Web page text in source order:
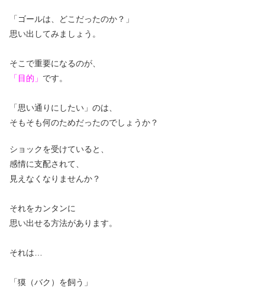
「ゴールは、どこだったのか？」
思い出してみましょう。
そこで重要になるのが、
「目的」 です。
「思い通りにしたい」のは、
そもそも何のためだったのでしょうか？
ショックを受けていると、
感情に支配されて、
見えなくなりませんか？
それをカンタンに
思い出せる方法があります。
それは…
「獏（バク）を飼う」